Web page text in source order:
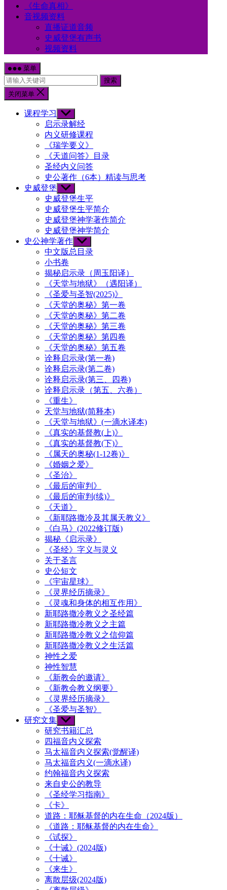
《生命真相》
音视频资料
直播证道音频
史威登堡有声书
视频资料
菜单
搜索
关闭菜单
课程学习
Show
sub
menu
启示录解经
内义研修课程
《瑞学要义》
《天道问答》目录
圣经内义问答
史公著作（6本）精读与思考
史威登堡 Show
sub
menu
史威登堡生平
史威登堡生平简介
史威登堡神学著作简介
史威登堡神学简介
史公神学著作 Show
sub
menu
中文版总目录
小书卷
揭秘启示录（周玉阳译）
《天堂与地狱》（遇阳译）
《圣爱与圣智(2025)》
《天堂的奥秘》第一卷
《天堂的奥秘》第二卷
《天堂的奥秘》第三卷
《天堂的奥秘》第四卷
《天堂的奥秘》第五卷
诠释启示录(第一卷)
诠释启示录(第二卷)
诠释启示录(第三、四卷)
诠释启示录（第五、六卷）
《重生》
天堂与地狱(简释本)
《天堂与地狱》(一滴水译本)
《真实的基督教(上)》
《真实的基督教(下)》
《属天的奥秘(1-12卷)》
《婚姻之爱》
《圣治》
《最后的审判》
《最后的审判(续)》
《天道》
《新耶路撒冷及其属天教义》
《白马》(2022修订版)
揭秘《启示录》
《圣经》字义与灵义
关于圣言
史公短文
《宇宙星球》
《灵界经历摘录》
《灵魂和身体的相互作用》
新耶路撒冷教义之圣经篇
新耶路撒冷教义之主篇
新耶路撒冷教义之信仰篇
新耶路撒冷教义之生活篇
神性之爱
神性智慧
《新教会的邀请》
《新教会教义纲要》
《灵界经历摘录》
《圣爱与圣智》
研究文集 Show
sub
menu
研究书籍汇总
四福音内义探索
马太福音内义探索(觉醒译)
马太福音内义(一滴水译)
约翰福音内义探索
来自史公的教导
《圣经学习指南》
《卡》
道路：耶稣基督的内在生命（2024版）
《道路：耶稣基督的内在生命》
《试探》
《十诫》(2024版)
《十诫》
《来生》
离散层级(2024版)